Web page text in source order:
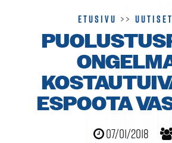
Etusivu >>Uutiset
ESPOOTA
07/01/2018